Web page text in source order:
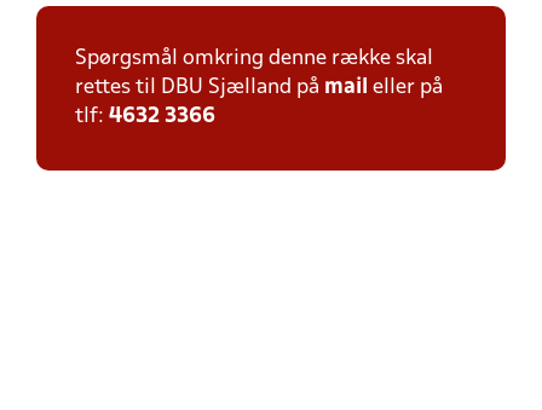
Spørgsmål omkring denne række skal
rettes til DBU Sjælland på mail eller på
tlf: 4632 3366